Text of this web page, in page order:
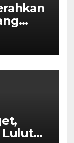
JPU
Lulut